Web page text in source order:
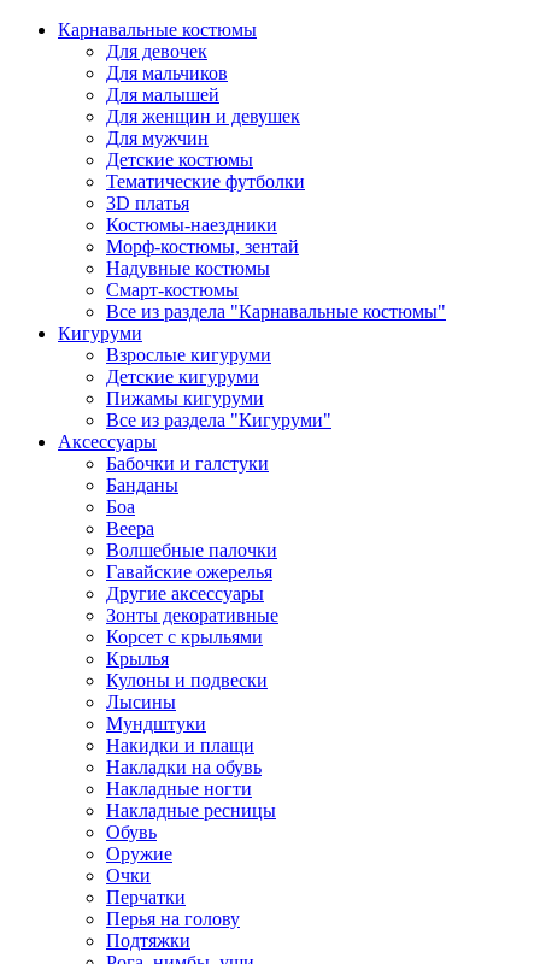
Карнавальные костюмы
Для девочек
Для мальчиков
Для малышей
Для женщин и девушек
Для мужчин
Детские костюмы
Тематические футболки
3D платья
Костюмы-наездники
Морф-костюмы, зентай
Надувные костюмы
Смарт-костюмы
Все из раздела "Карнавальные костюмы"
Кигуруми
Взрослые кигуруми
Детские кигуруми
Пижамы кигуруми
Все из раздела "Кигуруми"
Аксессуары
Бабочки и галстуки
Банданы
Боа
Веера
Волшебные палочки
Гавайские ожерелья
Другие аксессуары
Зонты декоративные
Корсет с крыльями
Крылья
Кулоны и подвески
Лысины
Мундштуки
Накидки и плащи
Накладки на обувь
Накладные ногти
Накладные ресницы
Обувь
Оружие
Очки
Перчатки
Перья на голову
Подтяжки